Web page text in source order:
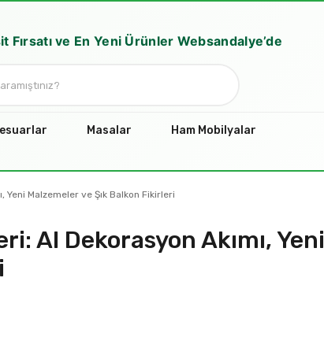
ve En Yeni Ürünler Websandalye’de
Masalar Ham Mobilyalar
Yeni Malzemeler ve Şık Balkon Fikirleri
AI Dekorasyon Akımı, Yeni